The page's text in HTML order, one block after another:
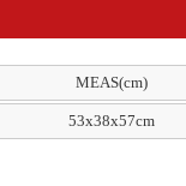
MEAS(cm)
53x38x57cm